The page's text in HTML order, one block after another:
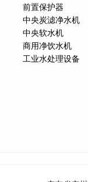
前置保护器
中央炭滤净水机
中央软水机
商用净饮水机
工业水处理设备